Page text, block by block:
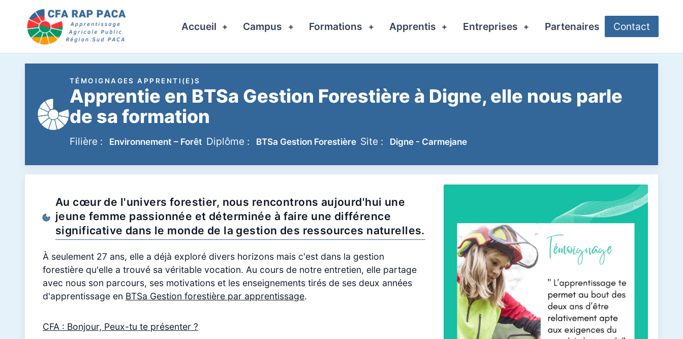
Accueil + Campus + Formations + Apprentis + Entreprises + Partenaires Contact
TÉMOIGNAGES APPRENTI(E)S
Apprentie en BTSa Gestion Forestière à Digne, elle nous parle
de sa formation
Filière : Environnement – Forêt Diplôme : BTSa Gestion Forestière Site : Digne - Carmejane
Au cœur de l'univers forestier, nous rencontrons aujourd'hui une
jeune femme passionnée et déterminée à faire une différence
significative dans le monde de la gestion des ressources naturelles.
À seulement 27 ans, elle a déjà exploré divers horizons mais c'est dans la gestion
forestière qu'elle a trouvé sa véritable vocation. Au cours de notre entretien, elle partage
avec nous son parcours, ses motivations et les enseignements tirés de ses deux années
d'apprentissage en BTSa Gestion forestière par apprentissage.
CFA : Bonjour, Peux-tu te présenter ?